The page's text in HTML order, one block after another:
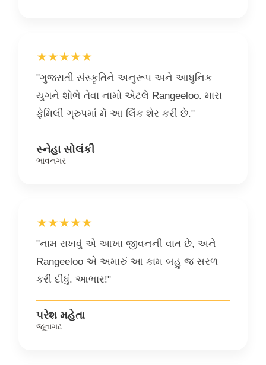
★★★★★
"ગુજરાતી સંસ્કૃતિને અનુરૂપ અને આધુનિક
યુગને શોભે તેવા નામો એટલે Rangeeloo. મારા
ફેમિલી ગ્રુપમાં મેં આ લિંક શેર કરી છે."
સ્નેહા સોલંકી
ભાવનગર
★★★★★
"નામ રાખવું એ આખા જીવનની વાત છે, અને
Rangeeloo એ અમારું આ કામ બહુ જ સરળ
કરી દીધું. આભાર!"
પરેશ મહેતા
જૂનાગઢ